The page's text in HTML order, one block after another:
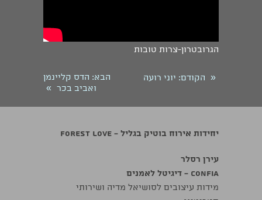
הגרובטרון-צרות טובות
« הקודם: יוני רועה הבא: הדס קליינמן
ואביב בכר »
יחידות אירוח בוטיק בגליל - Forest Love
עירן רסלר
confia - דיגיטל לאמנים
מידות עיצובים לסושיאל מדיה ושירותי